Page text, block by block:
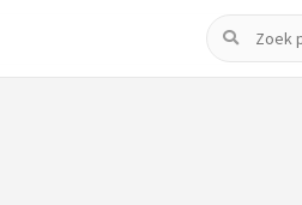
Zoeken